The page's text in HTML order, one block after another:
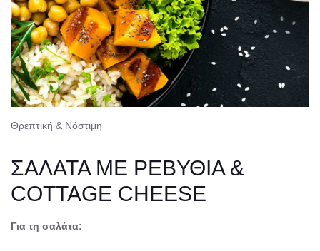
Θρεπτική & Νόστιμη
ΣΑΛΑΤΑ ΜΕ ΡΕΒΥΘΙΑ &
COTTAGE CHEESE
Για τη σαλάτα: